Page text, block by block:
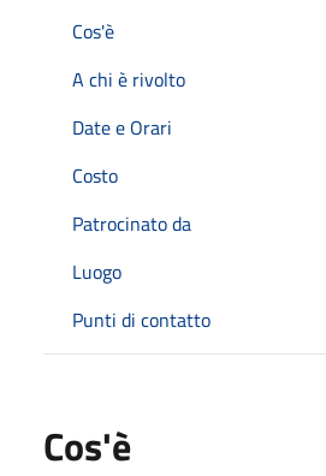
Cos'è
A chi è rivolto
Date e Orari
Costo
Patrocinato da
Luogo
Punti di contatto
Cos'è